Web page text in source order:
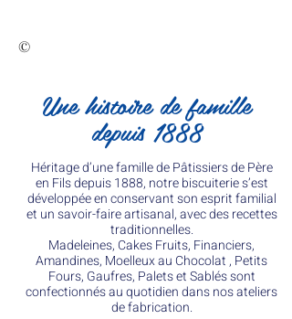
©
Une histoire de famille
depuis 1888
Héritage d’une famille de Pâtissiers de Père
en Fils depuis 1888, notre biscuiterie s’est
développée en conservant son esprit familial
et un savoir-faire artisanal, avec des recettes
traditionnelles.
Madeleines, Cakes Fruits, Financiers,
Amandines, Moelleux au Chocolat , Petits
Fours, Gaufres, Palets et Sablés sont
confectionnés au quotidien dans nos ateliers
de fabrication.